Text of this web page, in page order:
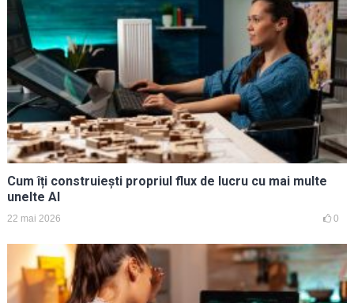
Cum îți construiești propriul flux de lucru cu mai multe
unelte AI
22 mai 2026 0